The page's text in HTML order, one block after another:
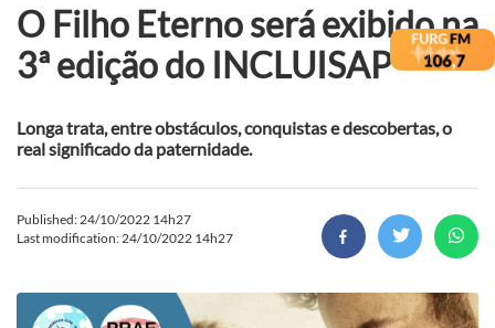
O Filho Eterno será exibido na
3ª edição do INCLUISAP
Longa trata, entre obstáculos, conquistas e descobertas, o
real significado da paternidade.
Published: 24/10/2022 14h27
Last modification: 24/10/2022 14h27